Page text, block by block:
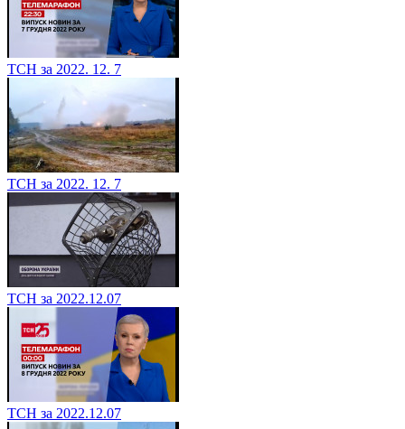
ТСН за 2022. 12. 7
ТСН за 2022. 12. 7
ТСН за 2022.12.07
ТСН за 2022.12.07